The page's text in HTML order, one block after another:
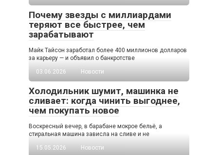
Почему звезды с миллиардами
теряют все быстрее, чем
зарабатывают
Майк Тайсон заработал более 400 миллионов долларов
за карьеру — и объявил о банкротстве
03.06.2026
Новости
Холодильник шумит, машинка не
сливает: когда чинить выгоднее,
чем покупать новое
Воскресный вечер, в барабане мокрое бельё, а
стиральная машина зависла на сливе и не
15.05.2026
Новости